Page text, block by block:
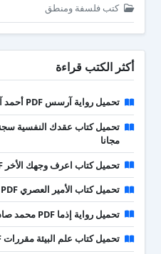
كتب فلسفة ومنطق
أكثر الكتب قراءة
تحميل رواية آرسس PDF أحمد آل حمدان
مجانا
تحميل كتاب اعرف وجهك الأخر PDF يوسف الحسني
تحميل كتاب الأمير العصري PDF تأليف كارنز لورد كامل مجانا
تحميل رواية إذما PDF محمد صادق كامل مجانا
تحميل كتاب علم البيئة مقررات PDF السعودية 1443